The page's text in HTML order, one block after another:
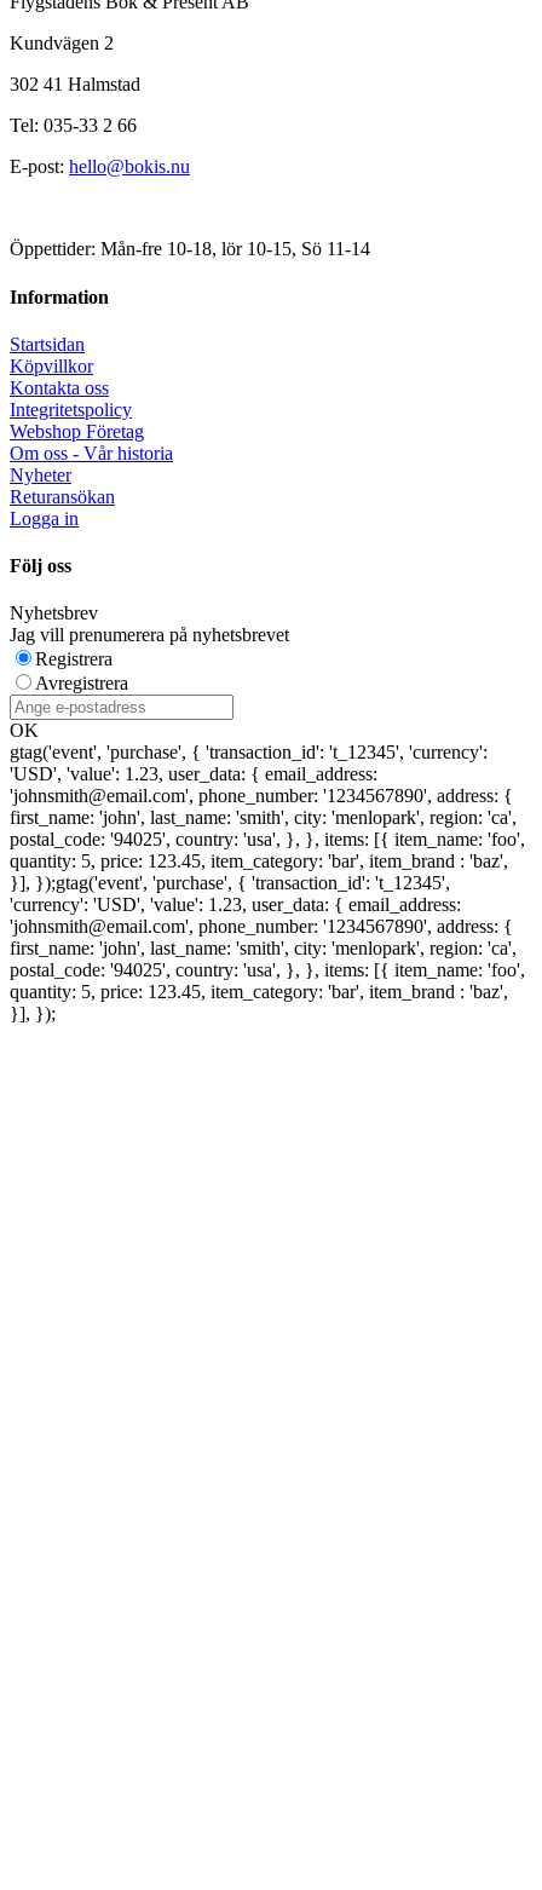
Kundvägen 2
302 41 Halmstad
Tel: 035-33 2 66
E-post: hello@bokis.nu
Öppettider: Mån-fre 10-18, lör 10-15, Sö 11-14
Information
Startsidan
Köpvillkor
Kontakta oss
Integritetspolicy
Webshop Företag
Om oss - Vår historia
Nyheter
Returansökan
Logga in
Följ oss
Nyhetsbrev
Jag vill prenumerera på nyhetsbrevet
Registrera
Avregistrera
OK
gtag('event', 'purchase', { 'transaction_id': 't_12345', 'currency':
'USD', 'value': 1.23, user_data: { email_address:
'johnsmith@email.com', phone_number: '1234567890', address: {
first_name: 'john', last_name: 'smith', city: 'menlopark', region: 'ca',
postal_code: '94025', country: 'usa', }, }, items: [{ item_name: 'foo',
quantity: 5, price: 123.45, item_category: 'bar', item_brand : 'baz',
}], });gtag('event', 'purchase', { 'transaction_id': 't_12345',
'currency': 'USD', 'value': 1.23, user_data: { email_address:
'johnsmith@email.com', phone_number: '1234567890', address: {
first_name: 'john', last_name: 'smith', city: 'menlopark', region: 'ca',
postal_code: '94025', country: 'usa', }, }, items: [{ item_name: 'foo',
quantity: 5, price: 123.45, item_category: 'bar', item_brand : 'baz',
}], });